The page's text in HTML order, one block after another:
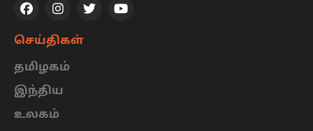
செய்திகள்
தமிழகம்
இந்திய
உலகம்